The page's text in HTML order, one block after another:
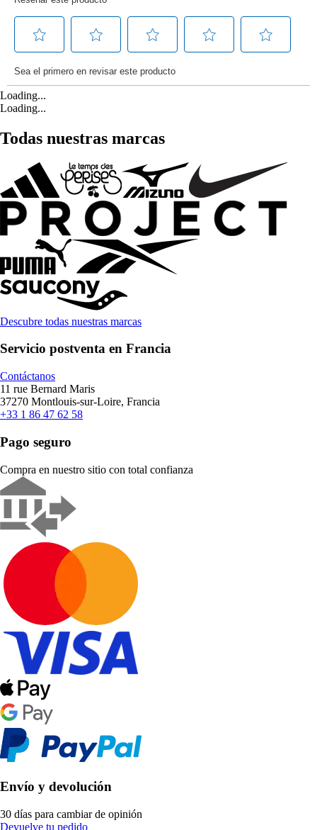
Loading...
Loading...
Todas nuestras marcas
Descubre todas nuestras marcas
Servicio postventa en Francia
Contáctanos
11 rue Bernard Maris
37270 Montlouis-sur-Loire, Francia
+33 1 86 47 62 58
Pago seguro
Compra en nuestro sitio con total confianza
Envío y devolución
30 días para cambiar de opinión
Devuelve tu pedido